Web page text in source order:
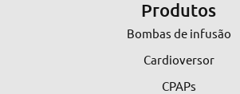
Produtos
Bombas de infusão
Cardioversor
CPAPs